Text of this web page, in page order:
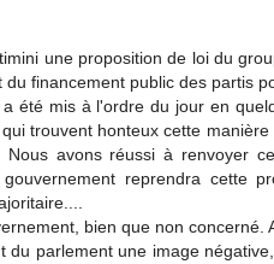
une proposition de loi du
financement public des partis
été mis à l'ordre du jour en
trouvent honteux cette
avons réussi à renvoyer
reprendra cette
bien que non concerné.
du parlement une image